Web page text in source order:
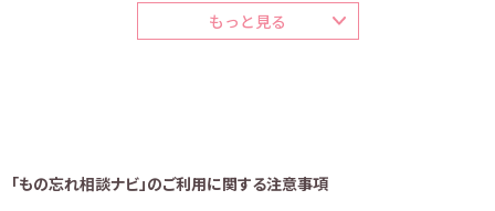
もっと見る
「もの忘れ相談ナビ」のご利用に関する注意事項